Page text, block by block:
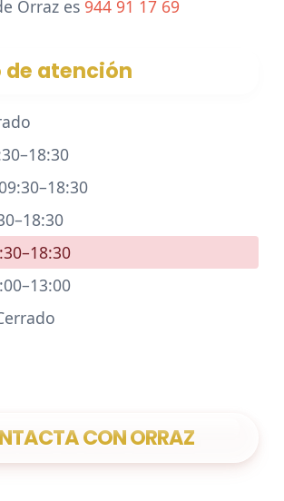
Orraz es 944 91 17 69
de atención
09:30–18:30
CON ORRAZ